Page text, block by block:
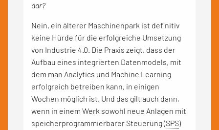
dar?
Nein, ein älterer Maschinenpark ist definitiv
keine Hürde für die erfolgreiche Umsetzung
von Industrie 4.0. Die Praxis zeigt, dass der
Aufbau eines integrierten Datenmodels, mit
dem man Analytics und Machine Learning
erfolgreich betreiben kann, in einigen
Wochen möglich ist. Und das gilt auch dann,
wenn in einem Werk sowohl neue Anlagen mit
speicherprogrammierbarer Steuerung (SPS)